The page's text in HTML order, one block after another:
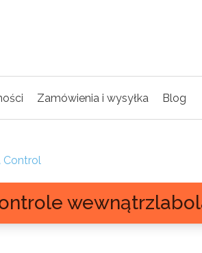
Zamówienia i wysyłka Blog
Control